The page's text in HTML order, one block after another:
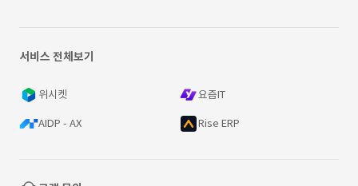
서비스 전체보기
위시켓 요즘IT
AIDP - AX Rise ERP